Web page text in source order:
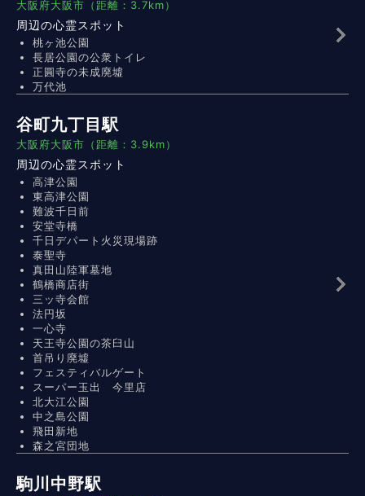
大阪府大阪市（距離：3.7km）
周辺の心霊スポット
桃ヶ池公園
長居公園の公衆トイレ
正圓寺の未成廃墟
万代池
谷町九丁目駅
大阪府大阪市（距離：3.9km）
周辺の心霊スポット
高津公園
東高津公園
難波千日前
安堂寺橋
千日デパート火災現場跡
泰聖寺
真田山陸軍墓地
鶴橋商店街
三ッ寺会館
法円坂
一心寺
天王寺公園の茶臼山
首吊り廃墟
フェスティバルゲート
スーパー玉出 今里店
北大江公園
中之島公園
飛田新地
森之宮団地
駒川中野駅